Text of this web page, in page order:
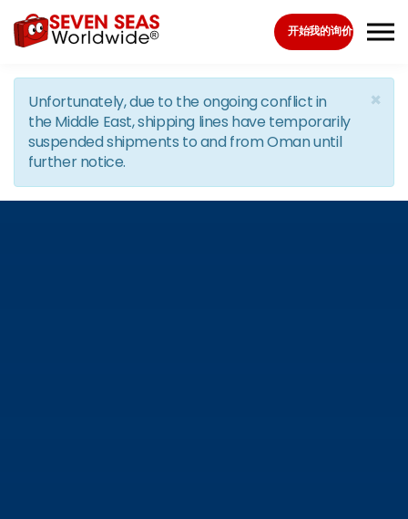
Skip to the content
开始我的询价
×
Unfortunately, due to the ongoing conflict in
the Middle East, shipping lines have temporarily
suspended shipments to and from Oman until
further notice.